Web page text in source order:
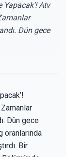
Atv
Dün gece
Dün gece
Bir